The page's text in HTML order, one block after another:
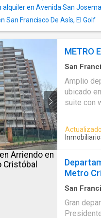
cerámica
losa
edificio.
en Avenida San
San Francisco De Asís, El Golf
METRO
San
Electricidad
Seguridad·
Amplio
ubicado
suite con
cerrada
gas,
ambos
en cocina
cuentan
circuito
Metro
San
·Terraza
Gran